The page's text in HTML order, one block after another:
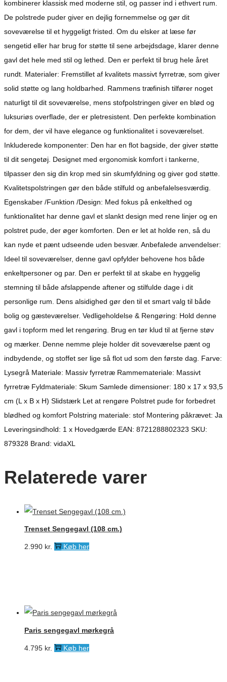
kombinerer klassisk med moderne stil, og passer ind i ethvert rum.
De polstrede puder giver en dejlig fornemmelse og gør dit
soveværelse til et hyggeligt fristed. Om du elsker at læse før
sengetid eller har brug for støtte til sene arbejdsdage, klarer denne
gavl det hele med stil og lethed. Den er perfekt til brug hele året
rundt. Materialer: Fremstillet af kvalitets massivt fyrretræ, som giver
solid støtte og lang holdbarhed. Rammens træfinish tilfører noget
naturligt til dit soveværelse, mens stofpolstringen giver en blød og
luksuriøs overflade, der er pletresistent. Den perfekte kombination
for dem, der vil have elegance og funktionalitet i soveværelset.
Inkluderede komponenter: Den har en flot bagside, der giver støtte
til dit sengetøj. Designet med ergonomisk komfort i tankerne,
tilpasser den sig din krop med sin skumfyldning og giver god støtte.
Kvalitetspolstringen gør den både stilfuld og anbefalelsesværdig.
Egenskaber /Funktion /Design: Med fokus på enkelthed og
funktionalitet har denne gavl et slankt design med rene linjer og en
polstret pude, der øger komforten. Den er let at holde ren, så du
kan nyde et pænt udseende uden besvær. Anbefalede anvendelser:
Ideel til soveværelser, denne gavl opfylder behovene hos både
enkeltpersoner og par. Den er perfekt til at skabe en hyggelig
stemning til både afslappende aftener og stilfulde dage i dit
personlige rum. Dens alsidighed gør den til et smart valg til både
bolig og gæsteværelser. Vedligeholdelse & Rengøring: Hold denne
gavl i topform med let rengøring. Brug en tør klud til at fjerne støv
og mærker. Denne nemme pleje holder dit soveværelse pænt og
indbydende, og stoffet ser lige så flot ud som den første dag. Farve:
Lysegrå Materiale: Massiv fyrretræ Rammemateriale: Massivt
fyrretræ Fyldmateriale: Skum Samlede dimensioner: 180 x 17 x 93,5
cm (L x B x H) Slidstærk Let at rengøre Polstret pude for forbedret
blødhed og komfort Polstring materiale: stof Montering påkrævet: Ja
Leveringsindhold: 1 x Hovedgærde EAN: 8721288802323 SKU:
879328 Brand: vidaXL
Relaterede varer
Trenset Sengegavl (108 cm.)
2.990 kr. Køb her
Paris sengegavl mørkegrå
4.795 kr. Køb her